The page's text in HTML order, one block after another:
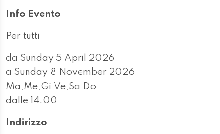
Info Evento
Per tutti
da Sunday 5 April 2026
a Sunday 8 November 2026
Ma,Me,Gi,Ve,Sa,Do
dalle 14.00
Indirizzo